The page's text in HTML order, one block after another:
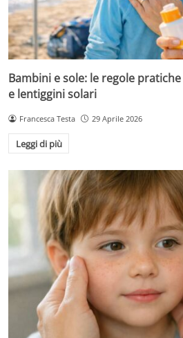
Bambini e sole: le regole
e lentiggini solari
Francesca Testa 29 Aprile 2026
Leggi di più